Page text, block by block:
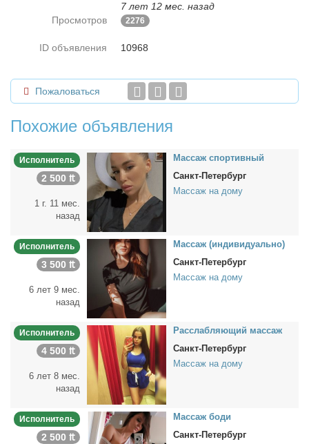
7 лет 12 мес. назад
Просмотров
2276
ID объявления 10968
Пожаловаться
Похожие объявления
Исполнитель
2 500 ₶
1 г. 11 мес.
назад
Мас­саж спор­тив­ный
Санкт-Петербург
Массаж на дому
Исполнитель
3 500 ₶
6 лет 9 мес.
назад
Мас­саж (ин­ди­ви­ду­аль­но)
Санкт-Петербург
Массаж на дому
Исполнитель
4 500 ₶
6 лет 8 мес.
назад
Рас­слаб­ля­ю­щий мас­саж
Санкт-Петербург
Массаж на дому
Исполнитель
2 500 ₶
Мас­саж бо­ди
Санкт-Петербург